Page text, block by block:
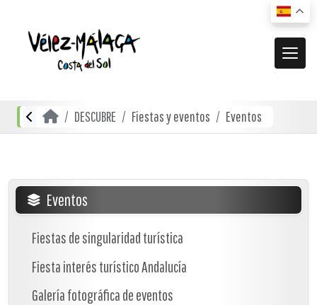
El municipio
Transporte urbano
Mapa interactivo
Localidades
Localidades Costeras
Localidades de Interior
DESCUBRE
Restauración
Alojamientos
Vídeos promocionales
Documentación
Folletos turísticos
DESCUBRE Fiestas y eventos Eventos
Eventos
Fiestas de singularidad turística
Fiesta interés turístico Andalucía
Galería fotográfica de eventos